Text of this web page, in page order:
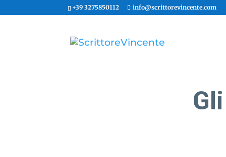
+39 3275850112 info@scrittorevincente.com